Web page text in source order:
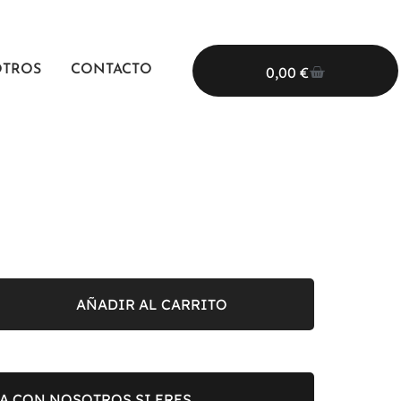
CONTACTO 0,00 €
AÑADIR AL CARRITO